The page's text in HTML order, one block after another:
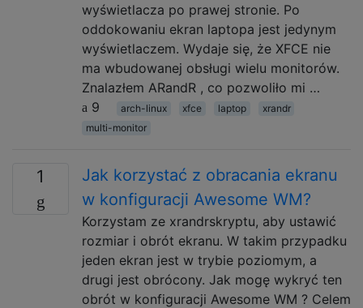
wyświetlacza po prawej stronie. Po
oddokowaniu ekran laptopa jest jedynym
wyświetlaczem. Wydaje się, że XFCE nie
ma wbudowanej obsługi wielu monitorów.
Znalazłem ARandR , co pozwoliło mi …
9
arch-linux xfce laptop
xrandr
multi-monitor
1
Jak korzystać z obracania ekranu
w konfiguracji Awesome WM?
Korzystam ze xrandrskryptu, aby ustawić
rozmiar i obrót ekranu. W takim przypadku
jeden ekran jest w trybie poziomym, a
drugi jest obrócony. Jak mogę wykryć ten
obrót w konfiguracji Awesome WM ? Celem